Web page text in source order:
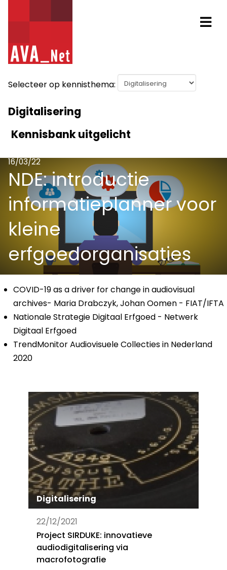
AVA_NET
Selecteer op kennisthema:
Digitalisering
Kennisbank uitgelicht
16/03/22
NDE: introductie
informatieplanner voor
kleine
erfgoedorganisaties
COVID-19 as a driver for change in audiovisual
archives- Maria Drabczyk, Johan Oomen - FIAT/IFTA
Nationale Strategie Digitaal Erfgoed - Netwerk
Digitaal Erfgoed
TrendMonitor Audiovisuele Collecties in Nederland
2020
Digitalisering
22/12/2021
Project SIRDUKE: innovatieve
audiodigitalisering via
macrofotografie